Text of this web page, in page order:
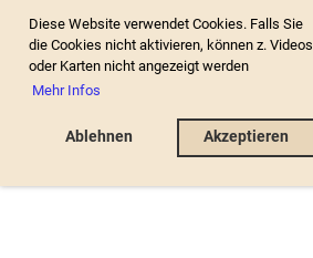
Diese Website verwendet Cookies. Falls Sie
die Cookies nicht aktivieren, können z. Videos
oder Karten nicht angezeigt werden
Mehr Infos
Ablehnen Akzeptieren